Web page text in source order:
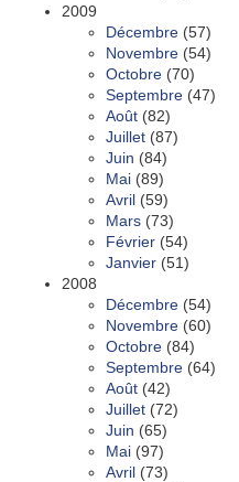
2009
Décembre (57)
Novembre (54)
Octobre (70)
Septembre (47)
Août (82)
Juillet (87)
Juin (84)
Mai (89)
Avril (59)
Mars (73)
Février (54)
Janvier (51)
2008
Décembre (54)
Novembre (60)
Octobre (84)
Septembre (64)
Août (42)
Juillet (72)
Juin (65)
Mai (97)
Avril (73)